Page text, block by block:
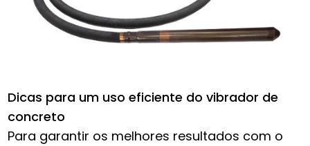
Dicas para um uso eficiente do vibrador de
concreto
Para garantir os melhores resultados com o